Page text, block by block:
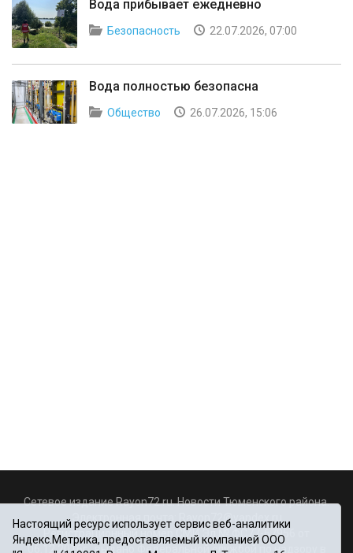
Вода прибывает ежедневно
Безопасность 22.07.2026, 07:00
Вода полностью безопасна
Общество 26.07.2026, 15:06
Сетевое издание Rayon72.ru. Новости Тюменского района.
Rayon72@yandex.ru
Регистрационный номер СМИ Эл № ФС77-67956 от
06.12.2016г., выдано Федеральной службой по надзору в
Настоящий ресурс использует сервис веб-аналитики
Яндекс.Метрика, предоставляемый компанией ООО